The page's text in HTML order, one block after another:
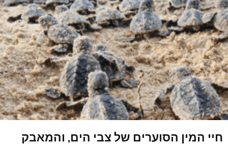
חיי המין הסוערים של צבי הים, והמאבק